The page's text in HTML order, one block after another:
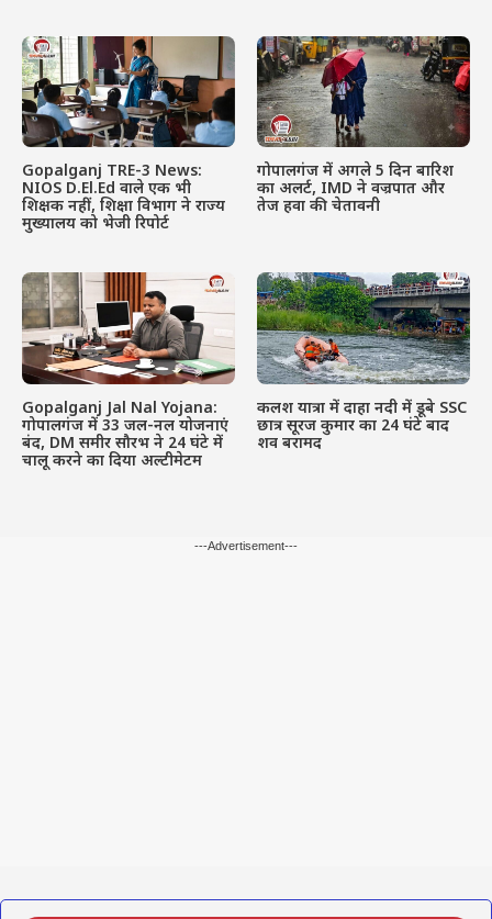
Gopalganj TRE-3 News:
NIOS D.El.Ed वाले एक भी
शिक्षक नहीं, शिक्षा विभाग ने राज्य
मुख्यालय को भेजी रिपोर्ट
गोपालगंज में अगले 5 दिन बारिश
का अलर्ट, IMD ने वज्रपात और
तेज हवा की चेतावनी
Gopalganj Jal Nal Yojana:
गोपालगंज में 33 जल-नल योजनाएं
बंद, DM समीर सौरभ ने 24 घंटे में
चालू करने का दिया अल्टीमेटम
कलश यात्रा में दाहा नदी में डूबे SSC
छात्र सूरज कुमार का 24 घंटे बाद
शव बरामद
---Advertisement---